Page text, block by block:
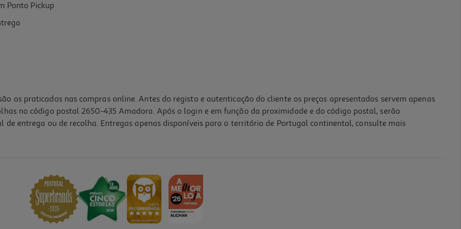
Ponto Pickup
os praticados nas compras online. Antes do registo e autenticação do cliente os preços apresentados servem apenas
no código postal 2650-435 Amadora. Após o login e em função da proximidade e do código postal, serão
de entrega ou de recolha. Entregas apenas disponíveis para o território de Portugal continental, consulte mais